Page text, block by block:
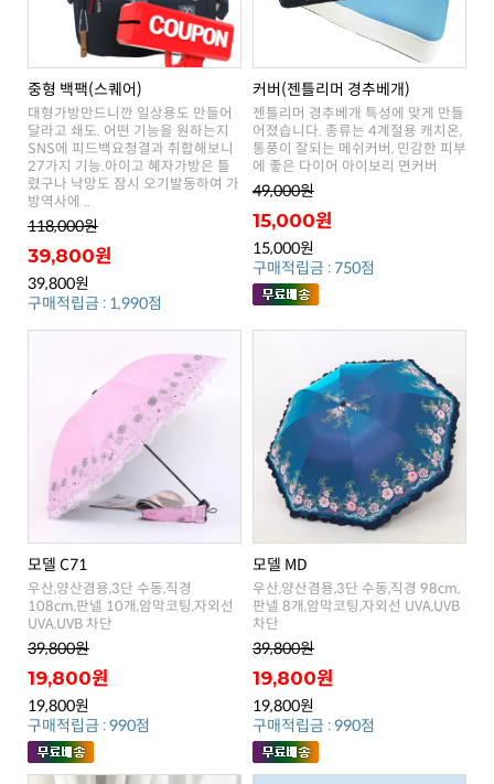
중형 백팩(스퀘어)
방역사에 ..
118,000원
39,800원
39,800원
구매적립금 : 1,990점
커버(젠틀리머 경추베개)
에 좋은 다이어 아이보리 면커버
49,000원
15,000원
15,000원
구매적립금 : 750점
모델 C71
UVA,UVB 차단
39,800원
19,800원
19,800원
구매적립금 : 990점
모델 MD
차단
39,800원
19,800원
19,800원
구매적립금 : 990점